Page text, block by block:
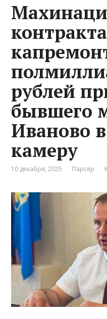
рублей
бывшего
Иваново
камеру
10 декабря, 2025 Парсер